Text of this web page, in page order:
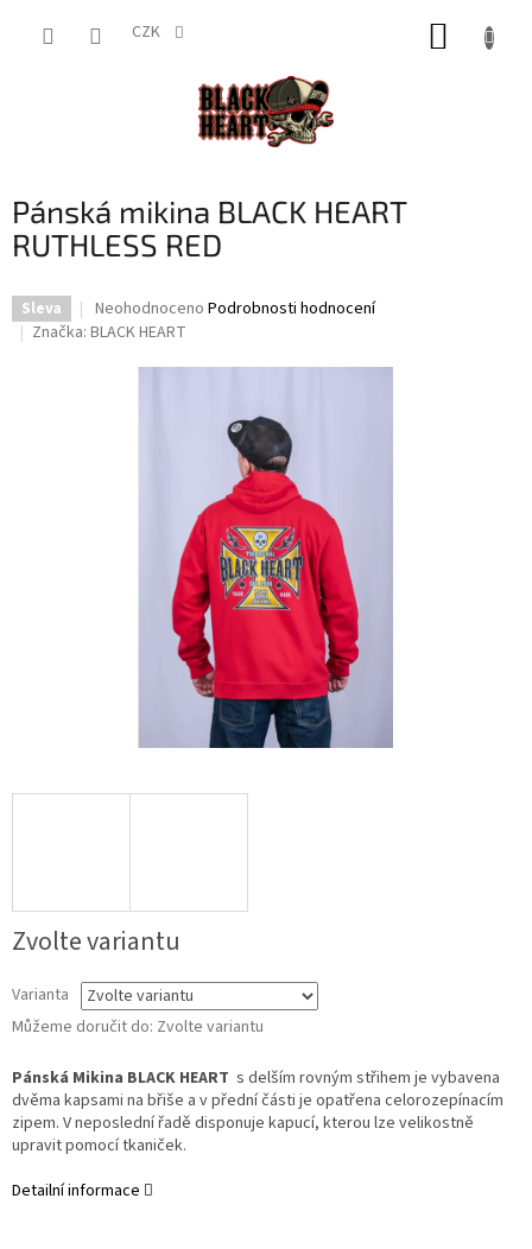
CZK
Pánská mikina BLACK HEART
RUTHLESS RED
Sleva
Průměrné
hodnocení
Neohodnoceno Podrobnosti hodnocení
Značka: BLACK HEART
Zvolte variantu
Varianta
Můžeme doručit do: Zvolte variantu
Pánská Mikina BLACK HEART s delším rovným střihem je vybavena
dvěma kapsami na břiše a v přední části je opatřena celorozepínacím
zipem. V neposlední řadě disponuje kapucí, kterou lze velikostně
upravit pomocí tkaniček.
Detailní informace